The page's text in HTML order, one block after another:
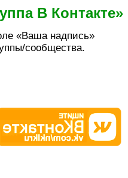
В Контакте»
«Ваша надпись»
сообщества.